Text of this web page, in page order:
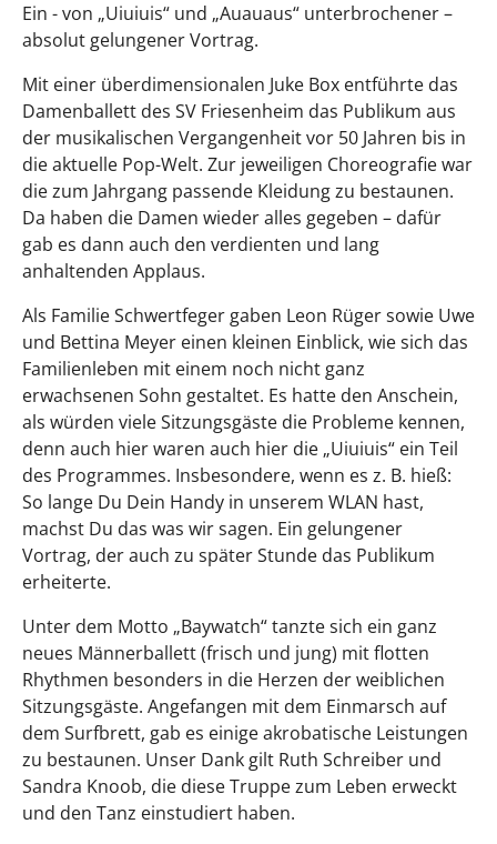
Ein - von „Uiuiuis“ und „Auauaus“ unterbrochener –
absolut gelungener Vortrag.
Mit einer überdimensionalen Juke Box entführte das
Damenballett des SV Friesenheim das Publikum aus
der musikalischen Vergangenheit vor 50 Jahren bis in
die aktuelle Pop-Welt. Zur jeweiligen Choreografie war
die zum Jahrgang passende Kleidung zu bestaunen.
Da haben die Damen wieder alles gegeben – dafür
gab es dann auch den verdienten und lang
anhaltenden Applaus.
Als Familie Schwertfeger gaben Leon Rüger sowie Uwe
und Bettina Meyer einen kleinen Einblick, wie sich das
Familienleben mit einem noch nicht ganz
erwachsenen Sohn gestaltet. Es hatte den Anschein,
als würden viele Sitzungsgäste die Probleme kennen,
denn auch hier waren auch hier die „Uiuiuis“ ein Teil
des Programmes. Insbesondere, wenn es z. B. hieß:
So lange Du Dein Handy in unserem WLAN hast,
machst Du das was wir sagen. Ein gelungener
Vortrag, der auch zu später Stunde das Publikum
erheiterte.
Unter dem Motto „Baywatch“ tanzte sich ein ganz
neues Männerballett (frisch und jung) mit flotten
Rhythmen besonders in die Herzen der weiblichen
Sitzungsgäste. Angefangen mit dem Einmarsch auf
dem Surfbrett, gab es einige akrobatische Leistungen
zu bestaunen. Unser Dank gilt Ruth Schreiber und
Sandra Knoob, die diese Truppe zum Leben erweckt
und den Tanz einstudiert haben.